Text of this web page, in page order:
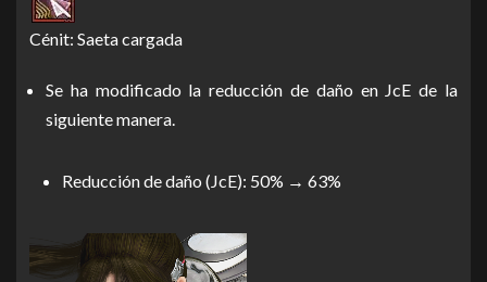
Cénit: Saeta cargada
Se ha modificado la reducción de daño en JcE de la
siguiente manera.
Reducción de daño (JcE): 50% → 63%